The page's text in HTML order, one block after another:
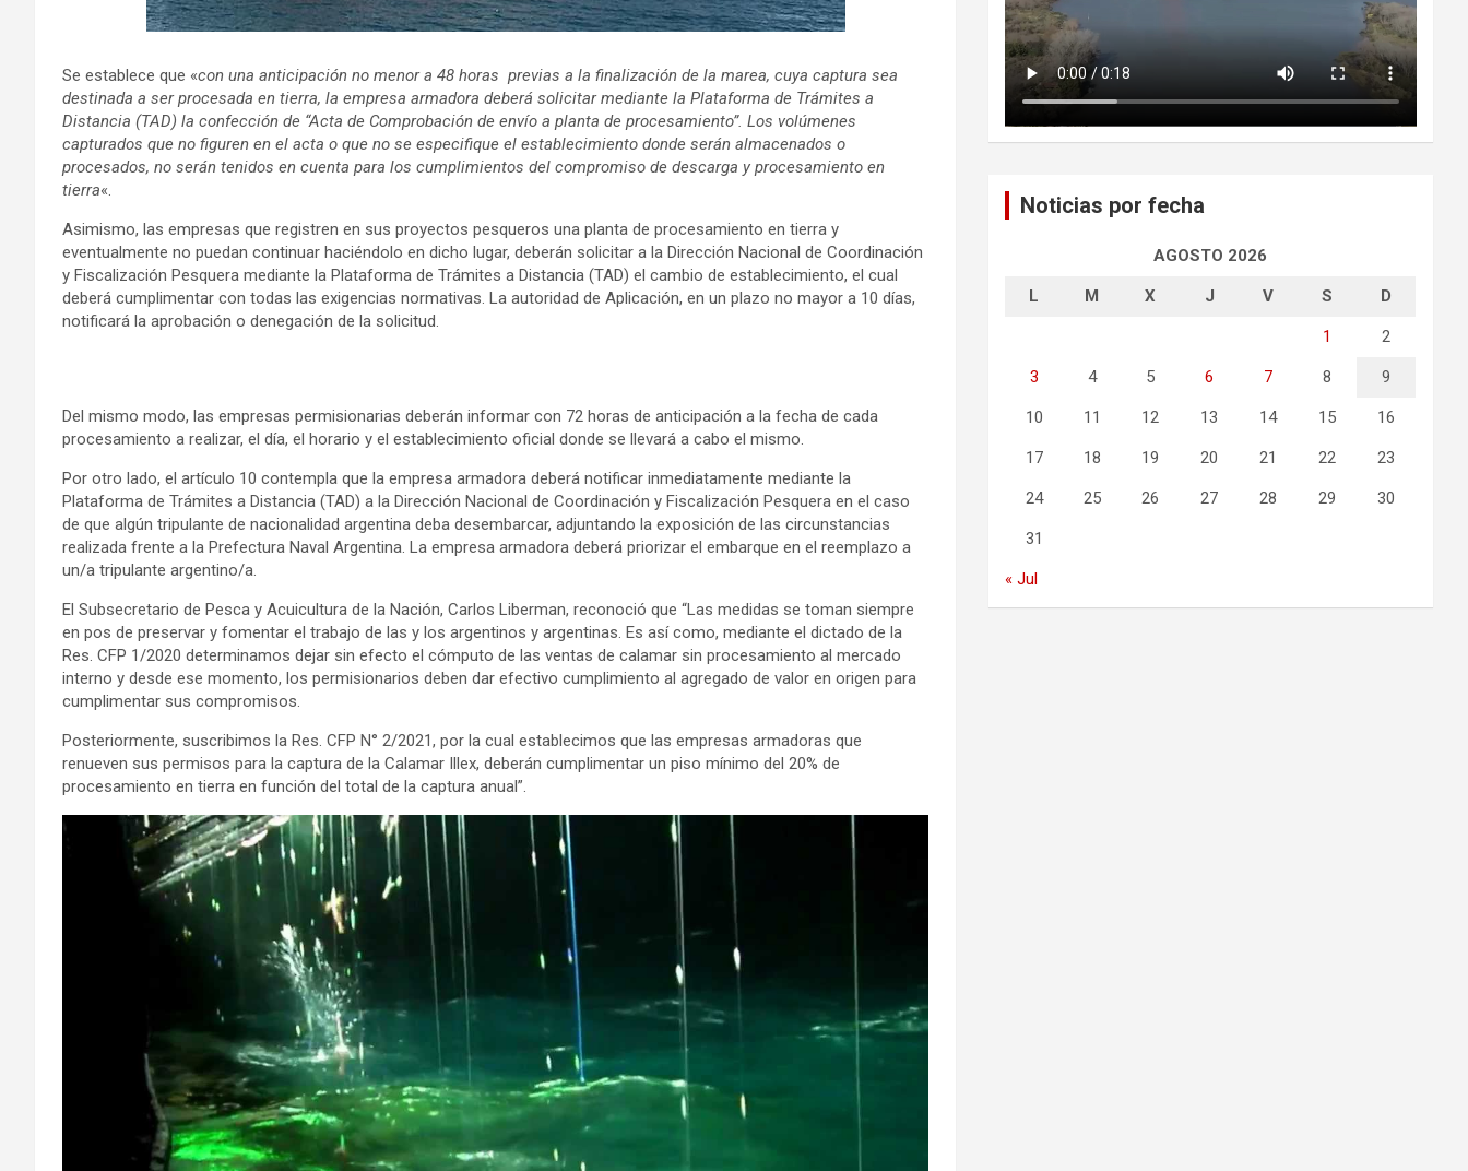
Se establece que «con una anticipación no menor a 48 horas previas a la finalización de la marea, cuya captura sea
destinada a ser procesada en tierra, la empresa armadora deberá solicitar mediante la Plataforma de Trámites a
Distancia (TAD) la confección de “Acta de Comprobación de envío a planta de procesamiento”. Los volúmenes
capturados que no figuren en el acta o que no se especifique el establecimiento donde serán almacenados o
procesados, no serán tenidos en cuenta para los cumplimientos del compromiso de descarga y procesamiento en
tierra«.
Asimismo, las empresas que registren en sus proyectos pesqueros una planta de procesamiento en tierra y
eventualmente no puedan continuar haciéndolo en dicho lugar, deberán solicitar a la Dirección Nacional de Coordinación
y Fiscalización Pesquera mediante la Plataforma de Trámites a Distancia (TAD) el cambio de establecimiento, el cual
deberá cumplimentar con todas las exigencias normativas. La autoridad de Aplicación, en un plazo no mayor a 10 días,
notificará la aprobación o denegación de la solicitud.
Del mismo modo, las empresas permisionarias deberán informar con 72 horas de anticipación a la fecha de cada
procesamiento a realizar, el día, el horario y el establecimiento oficial donde se llevará a cabo el mismo.
Por otro lado, el artículo 10 contempla que la empresa armadora deberá notificar inmediatamente mediante la
Plataforma de Trámites a Distancia (TAD) a la Dirección Nacional de Coordinación y Fiscalización Pesquera en el caso
de que algún tripulante de nacionalidad argentina deba desembarcar, adjuntando la exposición de las circunstancias
realizada frente a la Prefectura Naval Argentina. La empresa armadora deberá priorizar el embarque en el reemplazo a
un/a tripulante argentino/a.
El Subsecretario de Pesca y Acuicultura de la Nación, Carlos Liberman, reconoció que “Las medidas se toman siempre
en pos de preservar y fomentar el trabajo de las y los argentinos y argentinas. Es así como, mediante el dictado de la
Res. CFP 1/2020 determinamos dejar sin efecto el cómputo de las ventas de calamar sin procesamiento al mercado
interno y desde ese momento, los permisionarios deben dar efectivo cumplimiento al agregado de valor en origen para
cumplimentar sus compromisos.
Posteriormente, suscribimos la Res. CFP N° 2/2021, por la cual establecimos que las empresas armadoras que
renueven sus permisos para la captura de la Calamar Illex, deberán cumplimentar un piso mínimo del 20% de
procesamiento en tierra en función del total de la captura anual”.
Noticias por fecha
AGOSTO 2026
L M X J V S D
1 2
3 4 5 6 7 8 9
10 11 12 13 14 15 16
17 18 19 20 21 22 23
24 25 26 27 28 29 30
31
« Jul